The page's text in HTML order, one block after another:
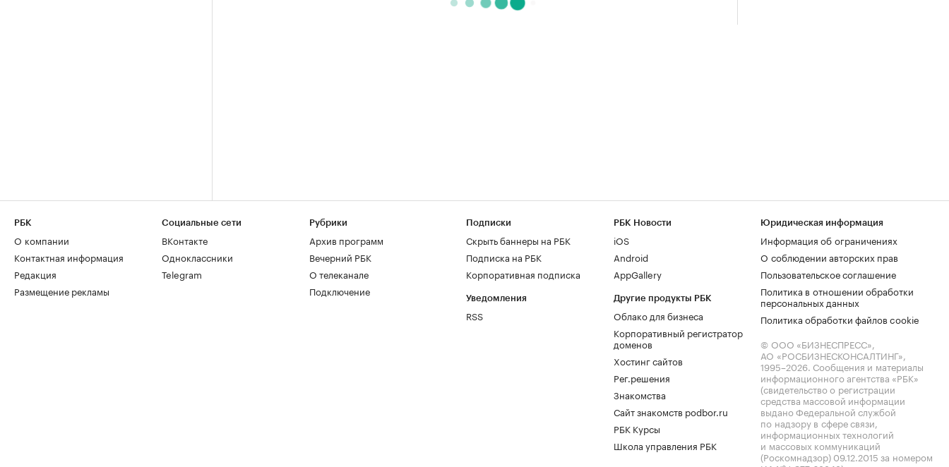
РБК
О компании
Контактная информация
Редакция
Размещение рекламы
Социальные сети
ВКонтакте
Одноклассники
Telegram
Рубрики
Архив программ
Вечерний РБК
О телеканале
Подключение
Подписки
Скрыть баннеры на РБК
Подписка на РБК
Корпоративная подписка
Уведомления
RSS
РБК Новости
iOS
Android
AppGallery
Другие продукты РБК
Облако для бизнеса
Корпоративный регистратор
доменов
Хостинг сайтов
Рег.решения
Знакомства
Сайт знакомств podbor.ru
РБК Курсы
Школа управления РБК
Юридическая информация
Информация об ограничениях
О соблюдении авторских прав
Пользовательское соглашение
Политика в отношении обработки
персональных данных
Политика обработки файлов cookie
© ООО «БИЗНЕСПРЕСС»,
АО «РОСБИЗНЕСКОНСАЛТИНГ»,
1995–2026. Сообщения и материалы
информационного агентства «РБК»
(свидетельство о регистрации
средства массовой информации
выдано Федеральной службой
по надзору в сфере связи,
информационных технологий
и массовых коммуникаций
(Роскомнадзор) 09.12.2015 за номером